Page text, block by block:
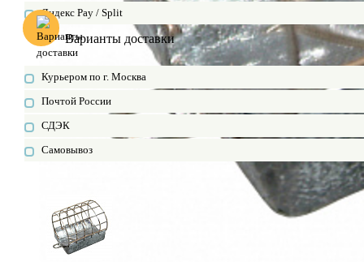
Яндекс Pay / Split
Варианты доставки
Курьером по г. Москва
Почтой России
СДЭК
Самовывоз